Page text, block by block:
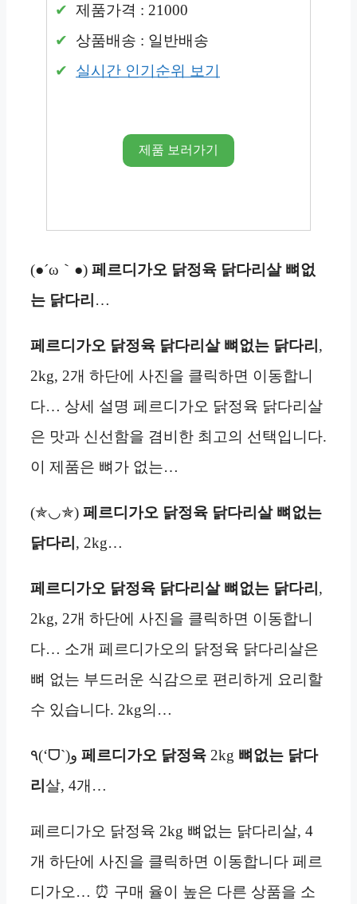
제품가격 : 21000
상품배송 : 일반배송
실시간 인기순위 보기
제품 보러가기
(●´ω｀●) 페르디가오 닭정육 닭다리살 뼈없
는 닭다리 …
페르디가오 닭정육 닭다리살 뼈없는 닭다리 ,
2kg, 2개 하단에 사진을 클릭하면 이동합니
다… 상세 설명 페르디가오 닭정육 닭다리살
은 맛과 신선함을 겸비한 최고의 선택입니다.
이 제품은 뼈가 없는…
(✯◡✯) 페르디가오 닭정육 닭다리살 뼈없는
닭다리 , 2kg…
페르디가오 닭정육 닭다리살 뼈없는 닭다리 ,
2kg, 2개 하단에 사진을 클릭하면 이동합니
다… 소개 페르디가오의 닭정육 닭다리살은
뼈 없는 부드러운 식감으로 편리하게 요리할
수 있습니다. 2kg의…
페르디가오 닭정육 2kg 뼈없는 닭다
리 살, 4개…
페르디가오 닭정육 2kg 뼈없는 닭다리살, 4
개 하단에 사진을 클릭하면 이동합니다 페르
디가오… ⏰ 구매 율이 높은 다른 상품을 소